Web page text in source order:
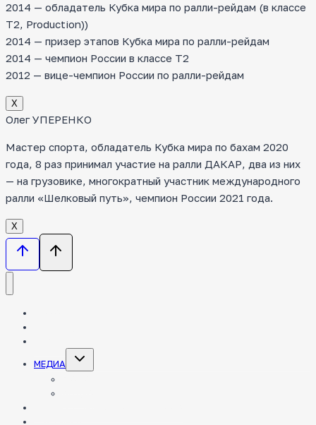
2014 — обладатель Кубка мира по ралли-рейдам (в классе
T2, Production))
2014 — призер этапов Кубка мира по ралли-рейдам
2014 — чемпион России в классе Т2
2012 — вице-чемпион России по ралли-рейдам
Х
Олег УПЕРЕНКО
Мастер спорта, обладатель Кубка мира по бахам 2020
года, 8 раз принимал участие на ралли ДАКАР, два из них
— на грузовике, многократный участник международного
ралли «Шелковый путь», чемпион России 2021 года.
Х
МЕДИА
Toggle